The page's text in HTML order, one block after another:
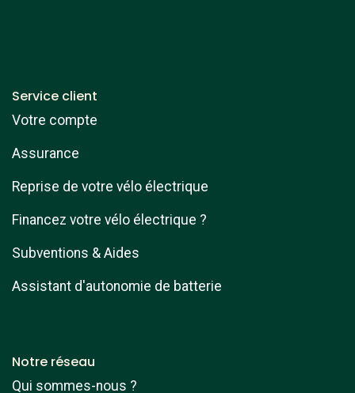
Service client
Votre compte
Assurance
Reprise de votre vélo électrique
Financez votre vélo électrique ?
Subventions & Aides
Assistant d'autonomie de batterie
Notre réseau
Qui sommes-nous ?